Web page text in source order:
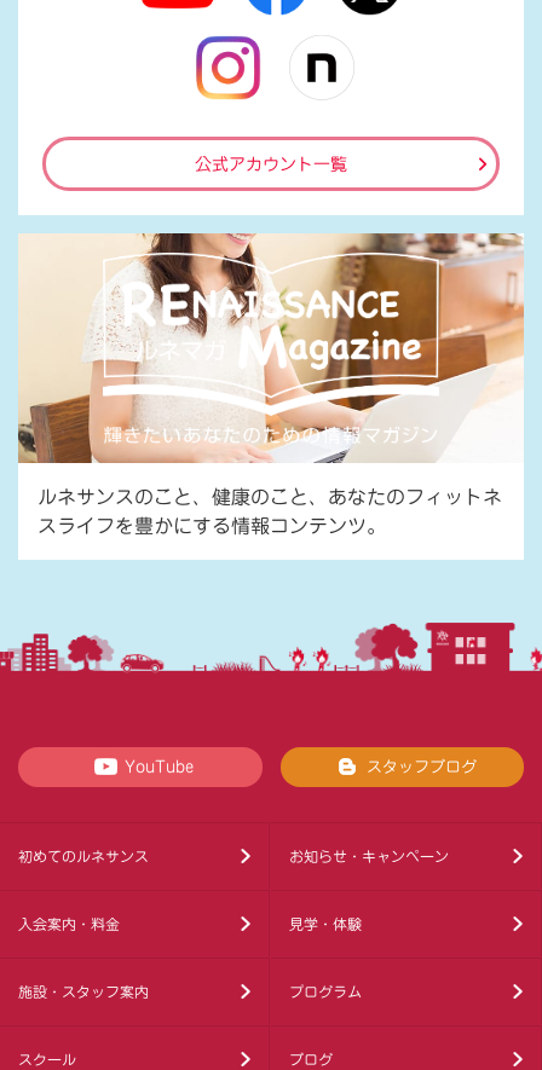
公式アカウント一覧
ルネサンスのこと、健康のこと、あなたのフィットネ
スライフを豊かにする情報コンテンツ。
YouTube スタッフブログ
初めてのルネサンス お知らせ・キャンペーン
入会案内・料金 見学・体験
施設・スタッフ案内 プログラム
スクール ブログ